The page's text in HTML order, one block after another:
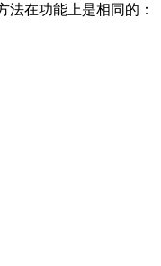
法在功能上是相同的：